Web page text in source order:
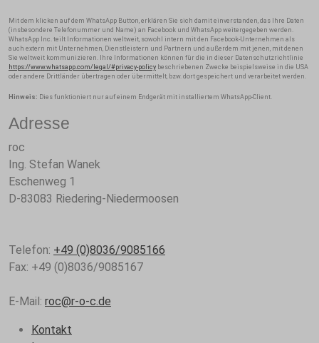
Mit dem klicken auf dem WhatsApp Button, erklären Sie sich damit einverstanden, das Ihre Daten
(insbesondere Telefonummer und Name) an Facebook und WhatsApp weitergegeben werden.
WhatsApp Inc. teilt Informationen weltweit, sowohl intern mit den Facebook-Unternehmen als
auch extern mit Unternehmen, Dienstleistern und Partnern und außerdem mit jenen, mit denen
Sie weltweit kommunizieren. Ihre Informationen können für die in dieser Datenschutzrichtlinie
https://www.whatsapp.com/legal/#privacy-policy beschriebenen Zwecke beispielsweise in die USA
oder andere Drittländer übertragen oder übermittelt, bzw. dort gespeichert und verarbeitet werden.
Hinweis: Dies funktioniert nur auf einem Endgerät mit installiertem WhatsApp-Client.
Adresse
roc
Ing. Stefan Wanek
Eschenweg 1
D-83083 Riedering-Niedermoosen
Telefon: +49 (0)8036/9085166
Fax: +49 (0)8036/9085167
E-Mail: roc@r-o-c.de
Kontakt